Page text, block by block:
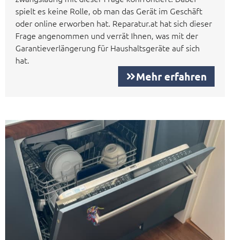
spielt es keine Rolle, ob man das Gerät im Geschäft
oder online erworben hat. Reparatur.at hat sich dieser
Frage angenommen und verrät Ihnen, was mit der
Garantieverlängerung für Haushaltsgeräte auf sich
hat.
Mehr erfahren